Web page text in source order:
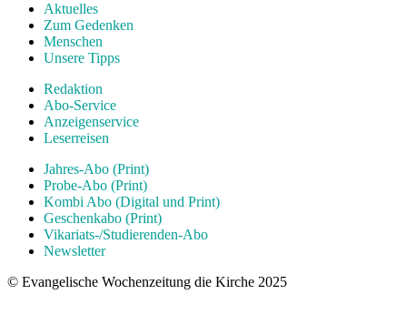
Aktuelles
Zum Gedenken
Menschen
Unsere Tipps
Redaktion
Abo-Service
Anzeigenservice
Leserreisen
Jahres-Abo (Print)
Probe-Abo (Print)
Kombi Abo (Digital und Print)
Geschenkabo (Print)
Vikariats-/Studierenden-Abo
Newsletter
© Evangelische Wochenzeitung die Kirche 2025